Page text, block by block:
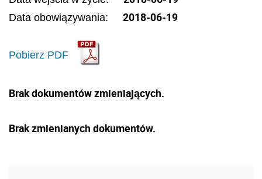
Data obowiązywania: 2018-06-19
Pobierz PDF
Brak dokumentów zmieniających.
Brak zmienianych dokumentów.